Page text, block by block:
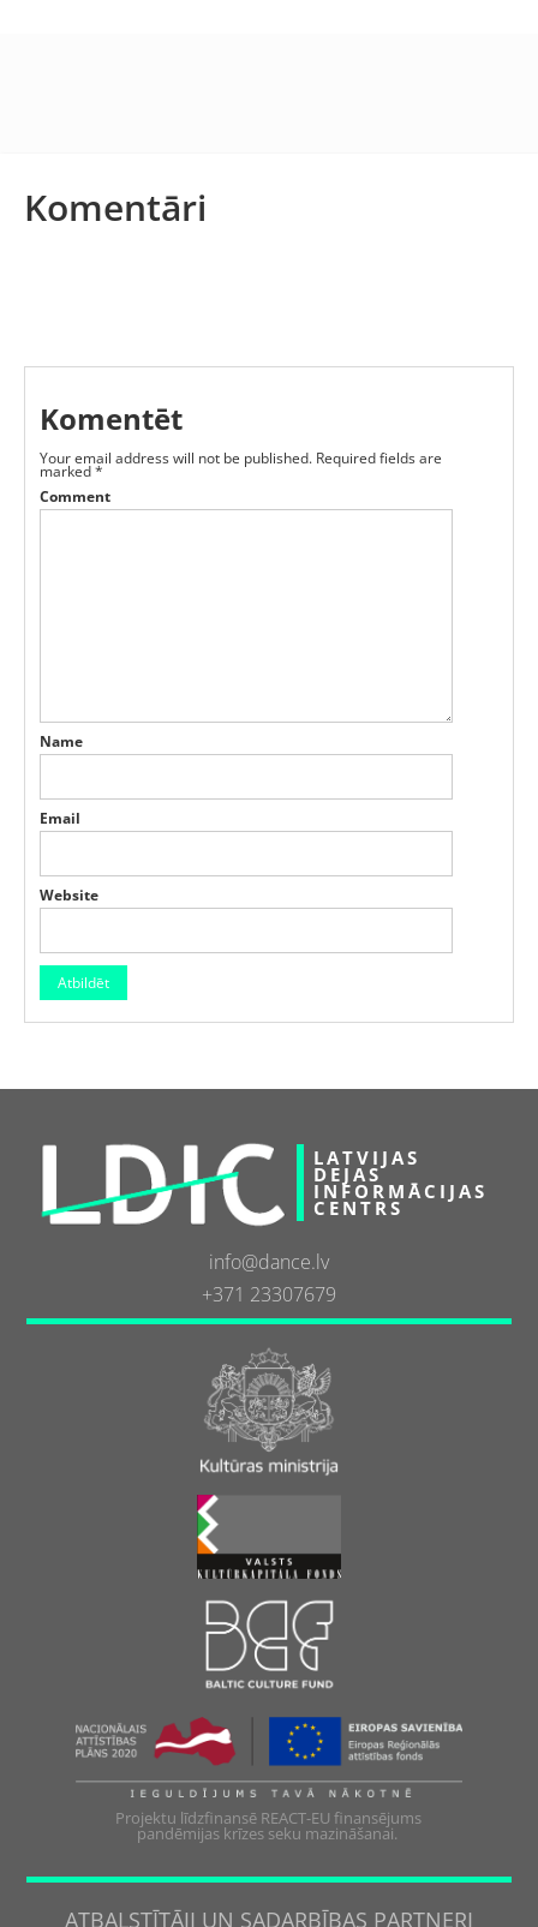
Komentāri
Komentēt
Your email address will not be published. Required fields are
marked*
Comment
Name
Email
Website
LATVIJAS
DEJAS
INFORMĀCIJAS
CENTRS
info@dance.lv
+371 23307679
Projektu līdzfinansē REACT-EU finansējums
pandēmijas krīzes seku mazināšanai.
ATBALSTĪTĀJI UN SADARBĪBAS PARTNERI